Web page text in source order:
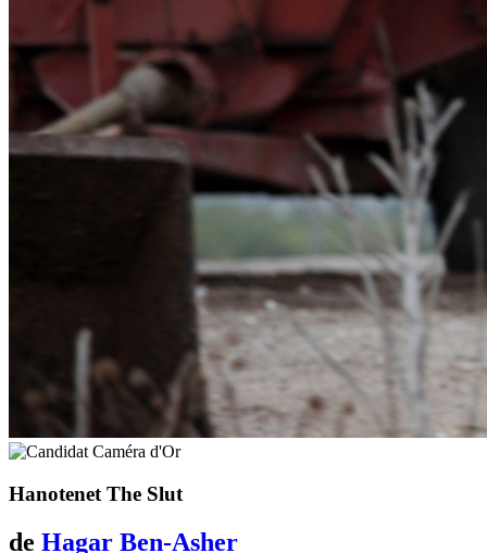
Hanotenet The Slut
de Hagar Ben-Asher